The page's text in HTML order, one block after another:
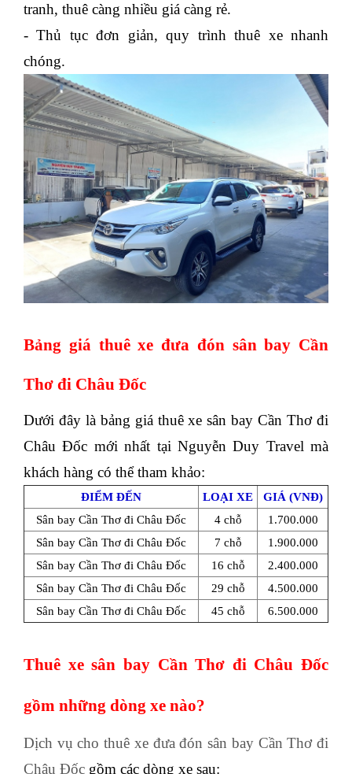
tranh, thuê càng nhiều giá càng rẻ.
- Thủ tục đơn giản, quy trình thuê xe nhanh
chóng.
Bảng giá thuê xe đưa đón sân bay Cần
Thơ đi Châu Đốc
Dưới đây là bảng giá thuê xe sân bay Cần Thơ đi
Châu Đốc mới nhất tại Nguyễn Duy Travel mà
khách hàng có thể tham khảo:
ĐIỂM ĐẾN LOẠI XE
GIÁ (VNĐ)
Sân bay Cần Thơ đi Châu Đốc
4 chỗ
1.700.000
Sân bay Cần Thơ đi Châu Đốc
7 chỗ
1.900.000
Sân bay Cần Thơ đi Châu Đốc
16 chỗ
2.400.000
Sân bay Cần Thơ đi Châu Đốc
29 chỗ
4.500.000
Sân bay Cần Thơ đi Châu Đốc
45 chỗ 6.500.000
Thuê xe sân bay Cần Thơ đi Châu Đốc
gồm những dòng xe nào?
Dịch vụ cho thuê xe đưa đón sân bay Cần Thơ đi
Châu Đốc gồm các dòng xe sau: